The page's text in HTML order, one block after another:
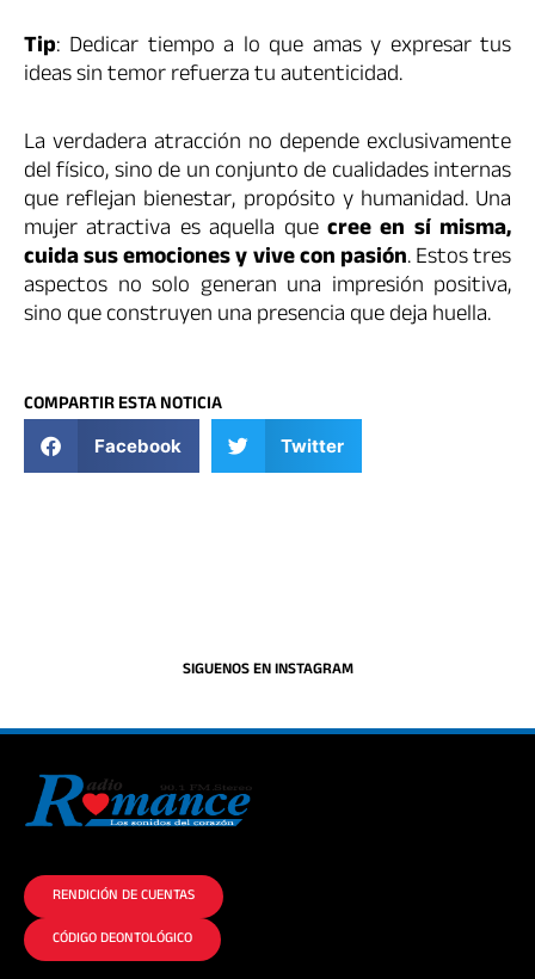
Tip: Dedicar tiempo a lo que amas y expresar tus
ideas sin temor refuerza tu autenticidad.
La verdadera atracción no depende exclusivamente
del físico, sino de un conjunto de cualidades internas
que reflejan bienestar, propósito y humanidad. Una
mujer atractiva es aquella que cree en sí misma,
cuida sus emociones y vive con pasión. Estos tres
aspectos no solo generan una impresión positiva,
sino que construyen una presencia que deja huella.
COMPARTIR ESTA NOTICIA
Facebook Twitter
SIGUENOS EN INSTAGRAM
RENDICIÓN DE CUENTAS
CÓDIGO DEONTOLÓGICO